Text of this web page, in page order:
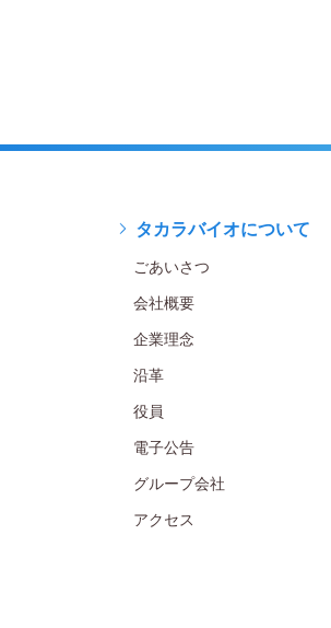
タカラバイオについて
ごあいさつ
会社概要
企業理念
沿革
役員
電子公告
グループ会社
アクセス